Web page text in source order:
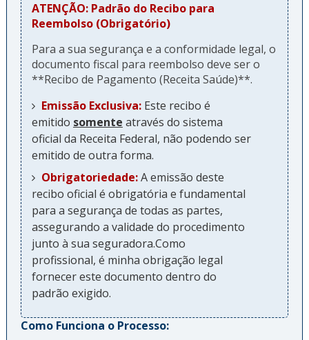
ATENÇÃO: Padrão do Recibo para
Reembolso (Obrigatório)
Para a sua segurança e a conformidade legal, o
documento fiscal para reembolso deve ser o
**Recibo de Pagamento (Receita Saúde)**.
Emissão Exclusiva:Este recibo é
emitido somente através do sistema
oficial da Receita Federal, não podendo ser
emitido de outra forma.
Obrigatoriedade:A emissão deste
recibo oficial é obrigatória e fundamental
para a segurança de todas as partes,
assegurando a validade do procedimento
junto à sua seguradora.Como
profissional, é minha obrigação legal
fornecer este documento dentro do
padrão exigido.
Como Funciona o Processo: